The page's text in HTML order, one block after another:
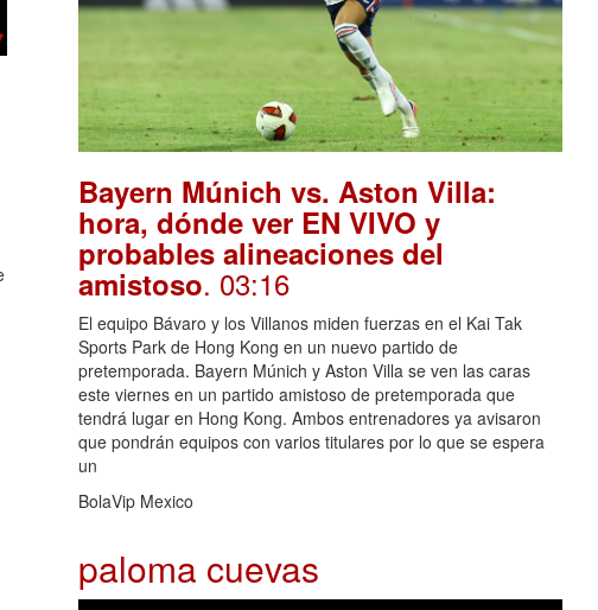
Bayern Múnich vs. Aston Villa:
hora, dónde ver EN VIVO y
probables alineaciones del
amistoso. 03:16
El equipo Bávaro y los Villanos miden fuerzas en el Kai Tak
Sports Park de Hong Kong en un nuevo partido de
pretemporada. Bayern Múnich y Aston Villa se ven las caras
este viernes en un partido amistoso de pretemporada que
tendrá lugar en Hong Kong. Ambos entrenadores ya avisaron
que pondrán equipos con varios titulares por lo que se espera
un
BolaVip Mexico
paloma cuevas